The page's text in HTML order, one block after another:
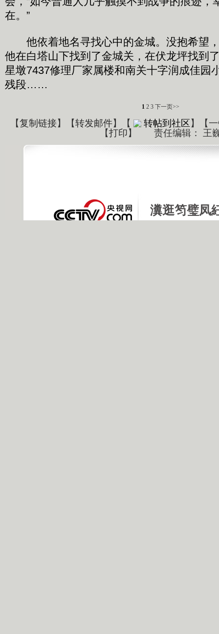
在。”
他依着地名寻找心中的金城。没抱希望
他在白塔山下找到了金城关，在伏龙坪找到
星墩7437修理厂家属楼和南关十字润成佳园
残段……
1 2 3 下一页>>
【复制链接】【转发邮件】 【 转帖到社区】【
【打印】 责任编辑： 王
瀵逛笉璧凤